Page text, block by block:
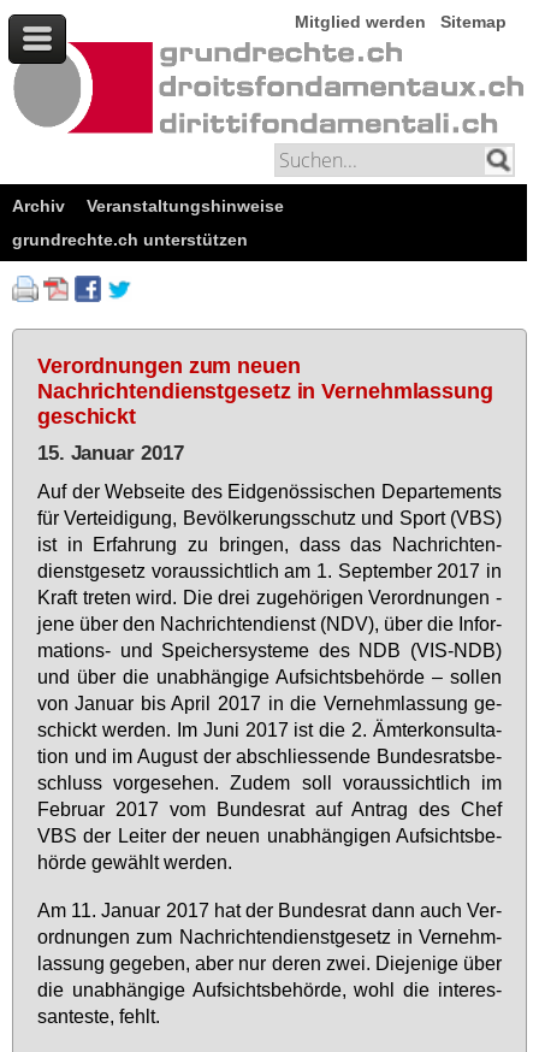
Mitglied werden Sitemap
Archiv
Veranstaltungshinweise
grundrechte.ch unterstützen
Verordnungen zum neuen
Nachrichtendienstgesetz in Vernehmlassung
geschickt
15. Januar 2017
Auf der Web­sei­te des Eid­ge­nös­si­schen De­par­te­ments
für Ver­tei­di­gung, Be­völ­ke­rungs­schutz und Sport (VBS)
ist in Er­fah­rung zu brin­gen, dass das Nach­rich­ten­
dienst­ge­setz vor­aus­sicht­lich am 1. Sep­tem­ber 2017 in
Kraft tre­ten wird. Die drei zu­ge­hö­ri­gen Ver­ord­nun­gen -
je­ne über den Nach­rich­ten­dienst (NDV), über die In­for­
ma­ti­ons- und Spei­cher­sys­te­me des NDB (VIS-NDB)
und über die un­ab­hän­gi­ge Auf­sichts­be­hör­de – sol­len
von Ja­nu­ar bis April 2017 in die Ver­nehm­las­sung ge­
schickt wer­den. Im Ju­ni 2017 ist die 2. Äm­ter­kon­sul­ta­
ti­on und im Au­gust der ab­schlies­sen­de Bun­des­rats­be­
schluss vor­ge­se­hen. Zu­dem soll vor­aus­sicht­lich im
Fe­bru­ar 2017 vom Bun­des­rat auf An­trag des Chef
VBS der Lei­ter der neu­en un­ab­hän­gi­gen Auf­sichts­be­
hör­de ge­wählt wer­den.
Am 11. Ja­nu­ar 2017 hat der Bun­des­rat dann auch Ver­
ord­nun­gen zum Nach­rich­ten­dienst­ge­setz in Ver­nehm­
las­sung ge­ge­ben, aber nur de­ren zwei. Die­je­ni­ge über
die un­ab­hän­gi­ge Auf­sichts­be­hör­de, wohl die in­ter­es­
san­tes­te, fehlt.